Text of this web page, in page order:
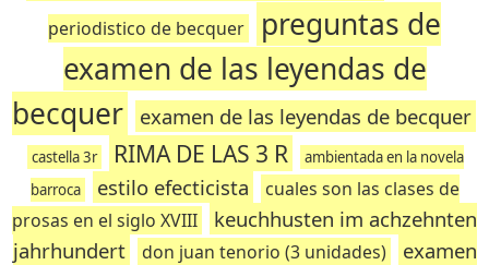
periodistico de becquer
preguntas de
examen de las leyendas de
becquer
examen de las leyendas de becquer
castella 3r RIMA DE LAS 3 R
ambientada en la novela
barroca
estilo efecticista
cuales son las clases de
prosas en el siglo XVIII
keuchhusten im achzehnten
jahrhundert
don juan tenorio (3 unidades)
examen